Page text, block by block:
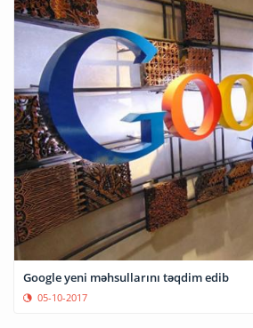
Google yeni məhsullarını təqdim edib
05-10-2017